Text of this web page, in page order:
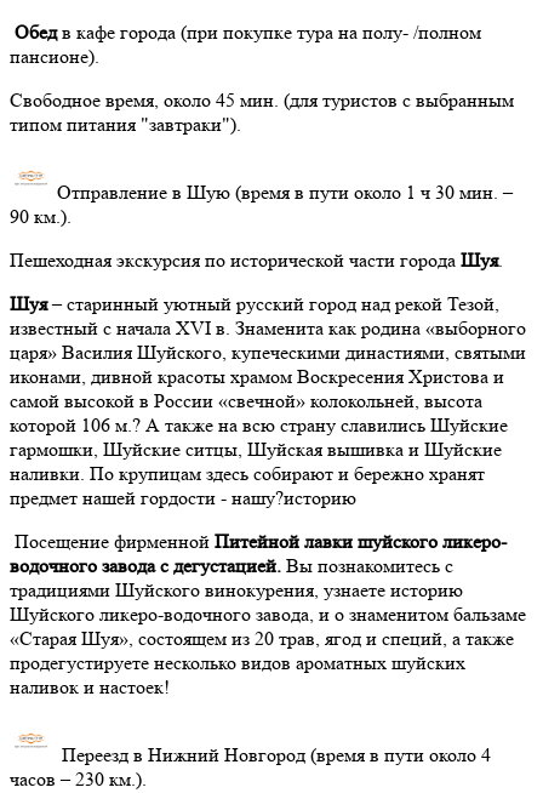
Обедв кафе города (при покупке тура на полу- /полном
пансионе).
Свободное время, около 45 мин. (для туристов с выбранным
типом питания "завтраки").
Отправление в Шую (время в пути около 1 ч 30 мин. –
90 км.).
Пешеходная экскурсия по исторической части города Шуя.
Шуя– старинный уютный русский город над рекой Тезой,
известный с начала XVI в. Знаменита как родина «выборного
царя» Василия Шуйского, купеческими династиями, святыми
иконами, дивной красоты храмом Воскресения Христова и
самой высокой в России «свечной» колокольней, высота
которой 106 м.? А также на всю страну славились Шуйские
гармошки, Шуйские ситцы, Шуйская вышивка и Шуйские
наливки. По крупицам здесь собирают и бережно хранят
предмет нашей гордости - нашу?историю
Посещение фирменной Питейной лавки шуйского ликеро-
водочного завода с дегустацией. Вы познакомитесь с
традициями Шуйского винокурения, узнаете историю
Шуйского ликеро-водочного завода, и о знаменитом бальзаме
«Старая Шуя», состоящем из 20 трав, ягод и специй, а также
продегустируете несколько видов ароматных шуйских
наливок и настоек!
Переезд в Нижний Новгород (время в пути около 4
часов – 230 км.).